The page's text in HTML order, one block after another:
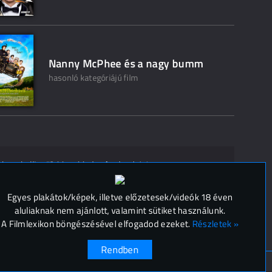
Nanny McPhee és a nagy bumm
hasonló kategóriájú film
ne kelljen"? Mondd el másoknak is!
(0)
Egyes plakátok/képek, illetve előzetesek/videók 18 éven
aluliaknak nem ajánlott, valamint sütiket használunk.
A Filmlexikon böngészésével elfogadod ezeket. Részletek »
Rendben